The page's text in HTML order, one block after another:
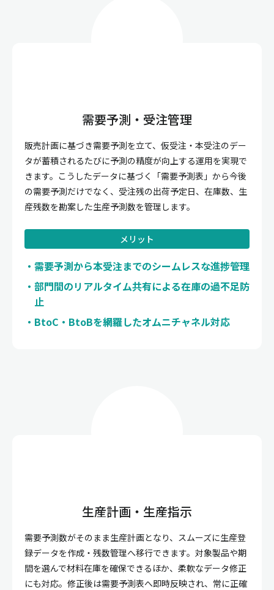
需要予測・受注管理
販売計画に基づき需要予測を立て、仮受注・本受注のデー
タが蓄積されるたびに予測の精度が向上する運用を実現で
きます。こうしたデータに基づく「需要予測表」から今後
の需要予測だけでなく、受注残の出荷予定日、在庫数、生
産残数を勘案した生産予測数を管理します。
メリット
需要予測から本受注までのシームレスな進捗管理
部門間のリアルタイム共有による在庫の過不足防
止
BtoC・BtoBを網羅したオムニチャネル対応
生産計画・生産指示
需要予測数がそのまま生産計画となり、スムーズに生産登
録データを作成・残数管理へ移行できます。対象製品や期
間を選んで材料在庫を確保できるほか、柔軟なデータ修正
にも対応。修正後は需要予測表へ即時反映され、常に正確